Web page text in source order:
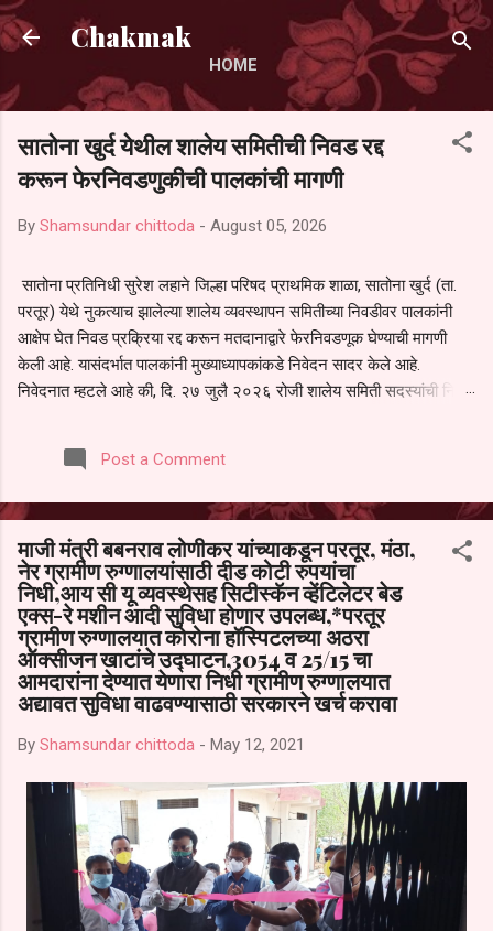
Skip to main content
Chakmak
HOME
सातोना खुर्द येथील शालेय समितीची निवड रद्द
करून फेरनिवडणुकीची पालकांची मागणी
By Shamsundar chittoda - August 05, 2026
सातोना प्रतिनिधी सुरेश लहाने जिल्हा परिषद प्राथमिक शाळा, सातोना खुर्द (ता.
परतूर) येथे नुकत्याच झालेल्या शालेय व्यवस्थापन समितीच्या निवडीवर पालकांनी
आक्षेप घेत निवड प्रक्रिया रद्द करून मतदानाद्वारे फेरनिवडणूक घेण्याची मागणी
केली आहे. यासंदर्भात पालकांनी मुख्याध्यापकांकडे निवेदन सादर केले आहे.
निवेदनात म्हटले आहे की, दि. २७ जुलै २०२६ रोजी शालेय समिती सदस्यांची निवड
पालकांना देण्यात आली नसल्याने मोठ्या संख्येने पालक बैठकीस उपस्थित राहू शकले
नाहीत. तसेच सर्व पालकांना विश्वासात न घेता निवड प्रक्रिया पूर्ण करण्यात
करण्यात यावी आणि सर्व पालकांच्या उपस्थितीत मतदान पद्धतीने शालेय समितीची
फेरनिवडणूक घेण्यात यावी, अशी मागणी पालकांनी केली आहे. या निवेदनाच्या प्रती
जिल्हा शिक्षण अधिकारी (प्राथमिक), जालना तसेच तालुका शिक्षण अधिकारी,
परतूर यांनाही पाठविण्यात आल्या असून प्रशासन याबाबत काय निर्णय घेते, याकडे
पालकांचे लक्ष लागले आहे. या न...
Post a Comment
माजी मंत्री बबनराव लोणीकर यांच्याकडून परतूर, मंठा,
नेर ग्रामीण रुग्णालयांसाठी दीड कोटी रुपयांचा
निधी,आय सी यू व्यवस्थेसह सिटीस्कॅन व्हेंटिलेटर बेड
एक्स-रे मशीन आदी सुविधा होणार उपलब्ध,*परतूर
ग्रामीण रुग्णालयात कोरोना हॉस्पिटलच्या अठरा
ऑक्सीजन खाटांचे उद्घाटन,3054 व 25/15 चा
आमदारांना देण्यात येणारा निधी ग्रामीण रुग्णालयात
अद्यावत सुविधा वाढवण्यासाठी सरकारने खर्च करावा
By Shamsundar chittoda - May 12, 2021